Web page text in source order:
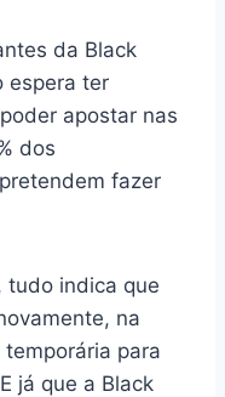
da Black
espera ter
apostar nas
dos
fazer
tudo indica que
na
para
já que a Black